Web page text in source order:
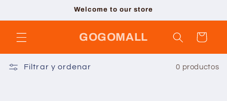
al contenido
Welcome to our store
GOGOMALL Carrito
Filtrar y ordenar 0 productos